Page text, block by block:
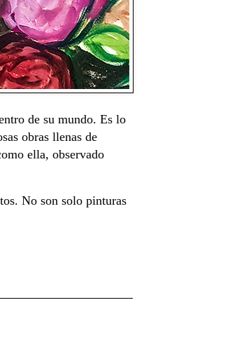
de su mundo. Es lo
obras llenas de
ella, observado
No son solo pinturas